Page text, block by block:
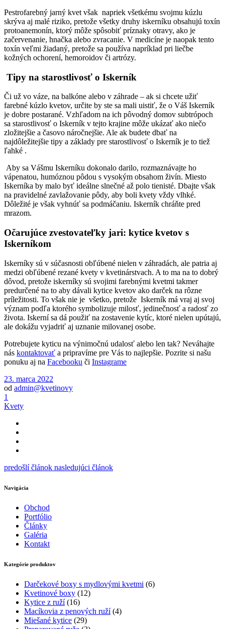
Pestrofarebný jarný kvet však napriek všetkému svojmu kúzlu
skrýva aj malé riziko, pretože všetky druhy iskerníku obsahujú toxín
protoanemonín, ktorý môže spôsobiť príznaky otravy, ako je
začervenanie, hnačka alebo zvracanie. V medicíne je naopak tento
toxín veľmi žiadaný, pretože sa používa napríklad pri liečbe
kožných ochorení, hemoroidov či artrózy.
Tipy na starostlivosť o Iskerník
Či už vo váze, na balkóne alebo v záhrade – ak si chcete užiť
farebné kúzlo kvetov, určite by ste sa mali uistiť, že o Váš Iskerník
je dobre postarané. Vzhľadom na ich pôvodný domov subtrópoch
sa starostlivosť o Iskerník v tejto krajine môže ukázať ako niečo
zložitejšie a časovo náročnejšie. Ale ak budete dbať na
najdôležitejšie tipy a základy pre starostlivosť o Iskerník je to tiež
ľahké .
Aby sa Vášmu Iskerníku dokonalo darilo, rozmaznávajte ho
vápenatou, humóznou pôdou s vysokým obsahom živín. Miesto
Iskerníka by malo byť ideálne slnečné až polo tienisté. Dbajte však
na pravidelné zavlažovanie pôdy, aby boli kvety vždy vlhké.
Dôležité je však vyhnúť sa podmáčaniu. Iskerník chráňte pred
mrazom.
Očarujúce zvestovateľky jari: kytice kvetov s
Iskerníkom
Iskerníky sú v súčasnosti obľúbené nielen v záhradách, ale patria aj
medzi obľúbené rezané kvety v kvetinárstvach. A to ma na to dobrý
dôvod, pretože iskerníky sú svojimi farebnými kvetmi takmer
predurčené na to aby dávali kytice kvetov ako darček na rôzne
príležitosti. To však nie je všetko, pretože Iskerník má vraj aj svoj
význam podľa ktorého symbolizuje milosť, jedinečnosť a radosť zo
života. Iskerní sa dá použiť na zostavenie kytíc, ktoré nielen upútajú,
ale dokážu vyjadriť aj uznanie milovanej osobe.
Potrebujete kyticu na výnimočnú udalosť alebo len tak? Neváhajte
nás kontaktovať a pripravíme pre Vás to najlepšie. Pozrite si našu
ponuku aj na Facebooku či Instagrame
23. marca 2022
od admin@kvetinovy
1
Kvety
predošlí článok nasledujúci článok
Navigácia
Obchod
Portfólio
Články
Galéria
Kontakt
Kategórie produktov
Darčekové boxy s mydlovými kvetmi 66
Kvetinové boxy 1212
Kytice z ruží 1616
produktov
Macíkovia z penových ruží 44
Miešané kytice 2929